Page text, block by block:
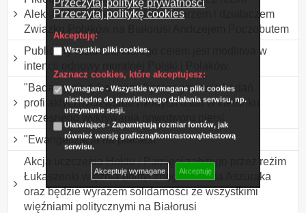
Przeczytaj politykę prywatności
Przeczytaj politykę cookies
Akceptuję:
Wszystkie pliki cookies.
Zaznacz cookies, które akceptujesz:
Wymagane - Wszystkie wymagane pliki cookies
niezbędne do prawidłowego działania serwisu, np.
utrzymanie sesji.
Ułatwiające - Zapamiętują rozmiar fontów, jak
również wersję graficzną/kontrastową/tekstową
serwisu.
Akceptuję wymagane Akceptuję
Aleksandra Łukaszenki dziennikarzem i działaczem
Związku Polaków na Białorusi Andrzejem Poczobutem
Publiczny różaniec, którego celem jest modlitwa w
intencji odnowy moralnej Polski i Polaków.
"Badamy nie tylko mamy" propagowanie badań
profilaktycznych wśród młodych osób w kierunku
wczesnego wykrywania nowotworu piersi
"Ewangelizacja na placach"
Akcja uczczenia Hołdu i Pamięci zabitego przez reżim
Łukaszenki więźnia politycznego Witolda Aszuraka
oraz będzie wyrazem solidarności ze wszystkimi
więźniami politycznymi na Białorusi